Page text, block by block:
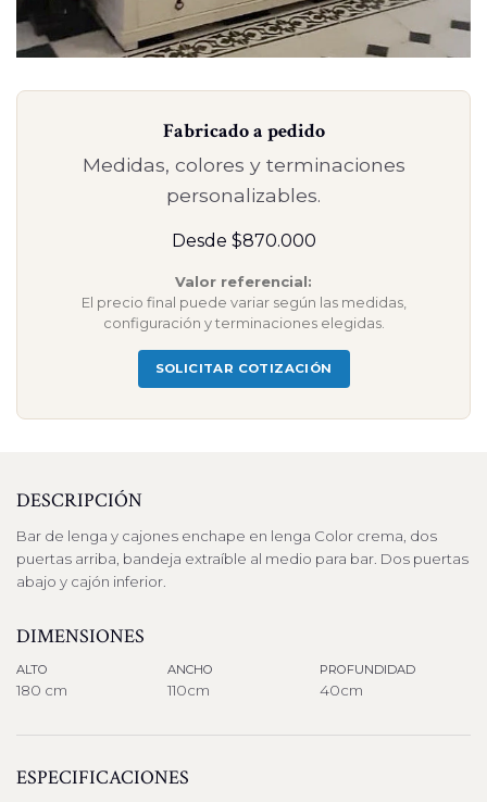
Fabricado a pedido
Medidas, colores y terminaciones
personalizables.
Desde $870.000
Valor referencial:
El precio final puede variar según las medidas,
configuración y terminaciones elegidas.
SOLICITAR COTIZACIÓN
DESCRIPCIÓN
Bar de lenga y cajones enchape en lenga Color crema, dos
puertas arriba, bandeja extraíble al medio para bar. Dos puertas
abajo y cajón inferior.
DIMENSIONES
ALTO
180 cm
ANCHO
110cm
PROFUNDIDAD
40cm
ESPECIFICACIONES